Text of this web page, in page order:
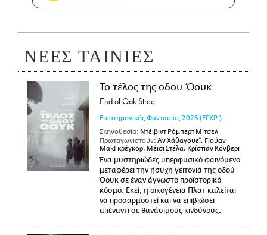
ΝΕΕΣ ΤΑΙΝΙΕΣ
Το τέλος της οδου Όουκ
End of Oak Street
Επιστημονικής Φαντασίας 2026 (ΕΓΧΡ.)
Σκηνοθεσία: Ντέιβιντ Ρόμπερτ Μίτσελ
Πρωταγωνιστούν: Αν Χάθαγουεϊ, Γιούαν
ΜακΓκρέγκορ, Μέισι Στέλα, Κρίστιαν Κόνβερι
Ένα μυστηριώδες υπερφυσικό φαινόμενο
μεταφέρει την ήσυχη γειτονιά της οδού
Όουκ σε έναν άγνωστο προϊστορικό
κόσμο. Εκεί, η οικογένεια Πλατ καλείται
να προσαρμοστεί και να επιβιώσει
απέναντι σε θανάσιμους κινδύνους.